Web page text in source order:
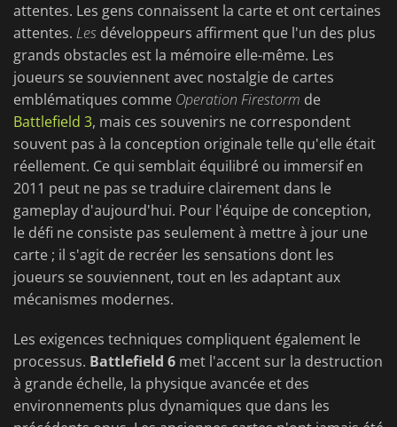
attentes. Les gens connaissent la carte et ont certaines
attentes. Les développeurs affirment que l'un des plus
grands obstacles est la mémoire elle-même. Les
joueurs se souviennent avec nostalgie de cartes
emblématiques comme Operation Firestorm de
Battlefield 3, mais ces souvenirs ne correspondent
souvent pas à la conception originale telle qu'elle était
réellement. Ce qui semblait équilibré ou immersif en
2011 peut ne pas se traduire clairement dans le
gameplay d'aujourd'hui. Pour l'équipe de conception,
le défi ne consiste pas seulement à mettre à jour une
carte ; il s'agit de recréer les sensations dont les
joueurs se souviennent, tout en les adaptant aux
mécanismes modernes.
Les exigences techniques compliquent également le
processus. Battlefield 6 met l'accent sur la destruction
à grande échelle, la physique avancée et des
environnements plus dynamiques que dans les